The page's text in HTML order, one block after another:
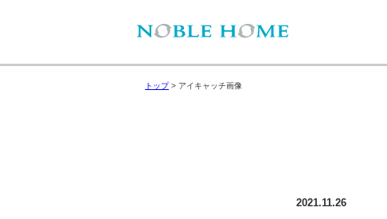
トップ> アイキャッチ画像
2021.11.26